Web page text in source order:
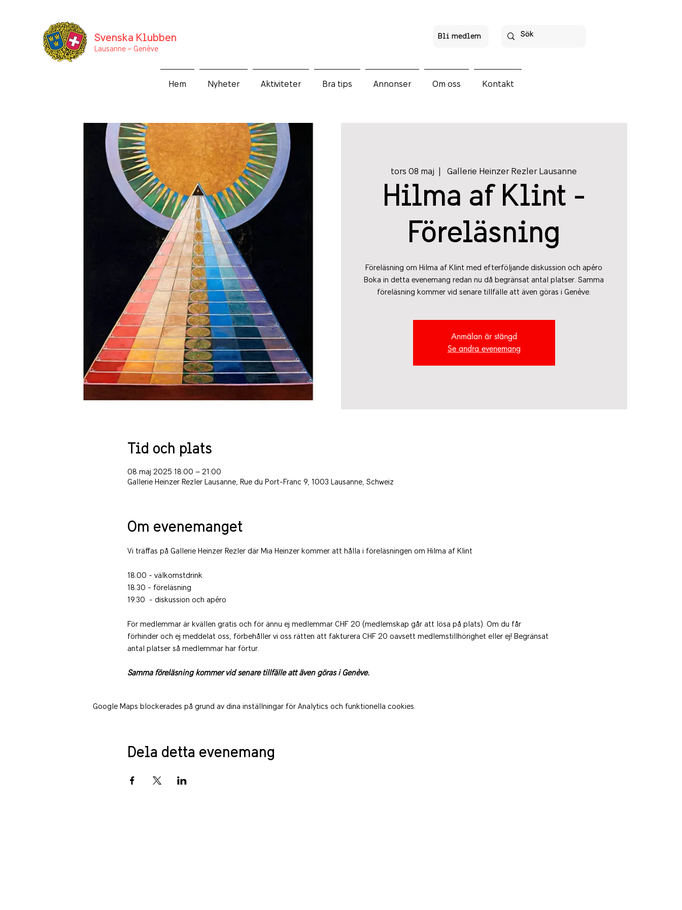
Svenska Klubben
Lausanne – Genève
Bli medlem
Hem Nyheter Aktiviteter Bra tips Annonser Om oss Kontakt
tors 08 maj Gallerie Heinzer Rezler Lausanne
Hilma af Klint -
Föreläsning
Föreläsning om Hilma af Klint med efterföljande diskussion och apéro
Boka in detta evenemang redan nu då begränsat antal platser. Samma
föreläsning kommer vid senare tillfälle att även göras i Genève.
Anmälan är stängd
Se andra evenemang
Tid och plats
08 maj 2025 18:00 – 21:00
Gallerie Heinzer Rezler Lausanne, Rue du Port-Franc 9, 1003 Lausanne, Schweiz
Om evenemanget
Vi träffas på Gallerie Heinzer Rezler där Mia Heinzer kommer att hålla i föreläsningen om Hilma af Klint
18.00 - välkomstdrink
18.30 - föreläsning
19.30  - diskussion och apéro
För medlemmar är kvällen gratis och för ännu ej medlemmar CHF 20 (medlemskap går att lösa på plats). Om du får
förhinder och ej meddelat oss, förbehåller vi oss rätten att fakturera CHF 20 oavsett medlemstillhörighet eller ej! Begränsat
antal platser så medlemmar har förtur.
Samma föreläsning kommer vid senare tillfälle att även göras i Genève.
Google Maps blockerades på grund av dina inställningar för Analytics och funktionella cookies.
Dela detta evenemang